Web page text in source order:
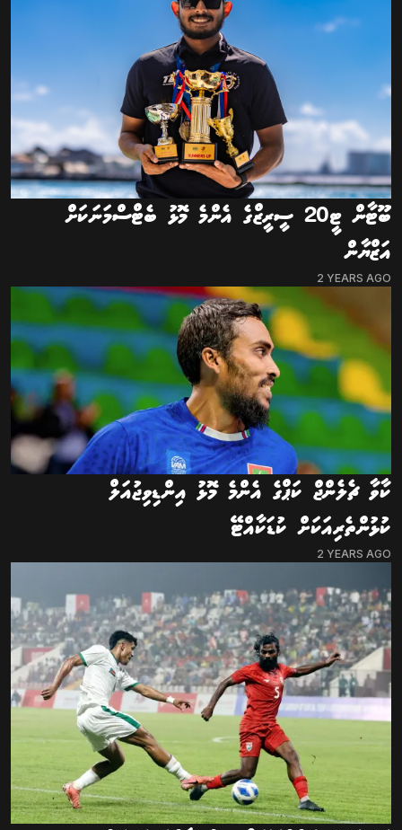
ބޫޓާން ޓީ20 ސީރީޒްގެ އެންމެ މޮޅު ބެޓްސްމަނަކަށް
އަޒްޔާން
2 YEARS AGO
ކާވާ ޗެލެންޖް ކަޕްގެ އެންމެ މޮޅު އިންޑިވިޖުއަލް
ކުޅުންތެރިއަކަށް ކުޑަކާއްޓޭ
2 YEARS AGO